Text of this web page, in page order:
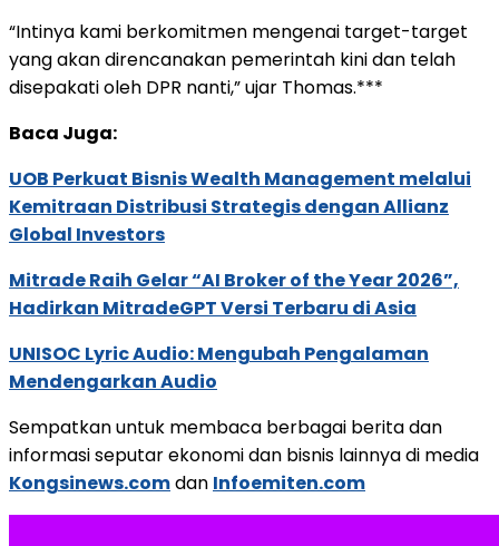
“Intinya kami berkomitmen mengenai target-target
yang akan direncanakan pemerintah kini dan telah
disepakati oleh DPR nanti,” ujar Thomas.***
Baca Juga:
UOB Perkuat Bisnis Wealth Management melalui
Kemitraan Distribusi Strategis dengan Allianz
Global Investors
Mitrade Raih Gelar “AI Broker of the Year 2026”,
Hadirkan MitradeGPT Versi Terbaru di Asia
UNISOC Lyric Audio: Mengubah Pengalaman
Mendengarkan Audio
Sempatkan untuk membaca berbagai berita dan
informasi seputar ekonomi dan bisnis lainnya di media
Kongsinews.comdan Infoemiten.com